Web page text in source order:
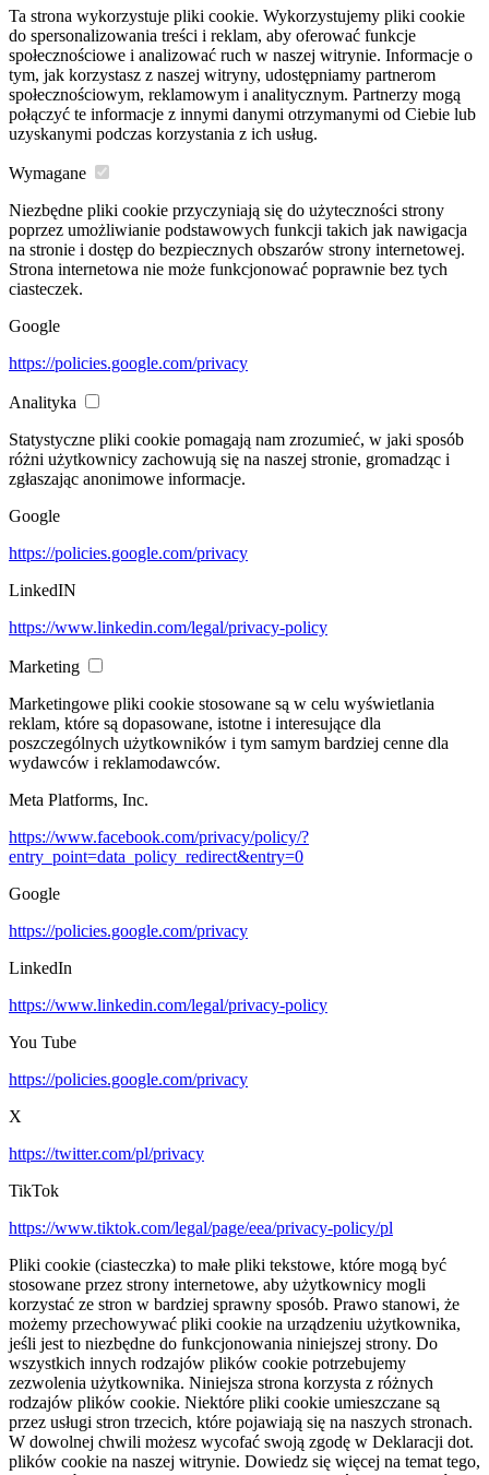
Ta strona wykorzystuje pliki cookie. Wykorzystujemy pliki cookie
do spersonalizowania treści i reklam, aby oferować funkcje
społecznościowe i analizować ruch w naszej witrynie. Informacje o
tym, jak korzystasz z naszej witryny, udostępniamy partnerom
społecznościowym, reklamowym i analitycznym. Partnerzy mogą
połączyć te informacje z innymi danymi otrzymanymi od Ciebie lub
uzyskanymi podczas korzystania z ich usług.
Wymagane
Niezbędne pliki cookie przyczyniają się do użyteczności strony
poprzez umożliwianie podstawowych funkcji takich jak nawigacja
na stronie i dostęp do bezpiecznych obszarów strony internetowej.
Strona internetowa nie może funkcjonować poprawnie bez tych
ciasteczek.
Google
https://policies.google.com/privacy
Analityka
Statystyczne pliki cookie pomagają nam zrozumieć, w jaki sposób
różni użytkownicy zachowują się na naszej stronie, gromadząc i
zgłaszając anonimowe informacje.
Google
https://policies.google.com/privacy
LinkedIN
https://www.linkedin.com/legal/privacy-policy
Marketing
Marketingowe pliki cookie stosowane są w celu wyświetlania
reklam, które są dopasowane, istotne i interesujące dla
poszczególnych użytkowników i tym samym bardziej cenne dla
wydawców i reklamodawców.
Meta Platforms, Inc.
https://www.facebook.com/privacy/policy/?
entry_point=data_policy_redirect&entry=0
Google
https://policies.google.com/privacy
LinkedIn
https://www.linkedin.com/legal/privacy-policy
You Tube
https://policies.google.com/privacy
X
https://twitter.com/pl/privacy
TikTok
https://www.tiktok.com/legal/page/eea/privacy-policy/pl
Pliki cookie (ciasteczka) to małe pliki tekstowe, które mogą być
stosowane przez strony internetowe, aby użytkownicy mogli
korzystać ze stron w bardziej sprawny sposób. Prawo stanowi, że
możemy przechowywać pliki cookie na urządzeniu użytkownika,
jeśli jest to niezbędne do funkcjonowania niniejszej strony. Do
wszystkich innych rodzajów plików cookie potrzebujemy
zezwolenia użytkownika. Niniejsza strona korzysta z różnych
rodzajów plików cookie. Niektóre pliki cookie umieszczane są
przez usługi stron trzecich, które pojawiają się na naszych stronach.
W dowolnej chwili możesz wycofać swoją zgodę w Deklaracji dot.
plików cookie na naszej witrynie. Dowiedz się więcej na temat tego,